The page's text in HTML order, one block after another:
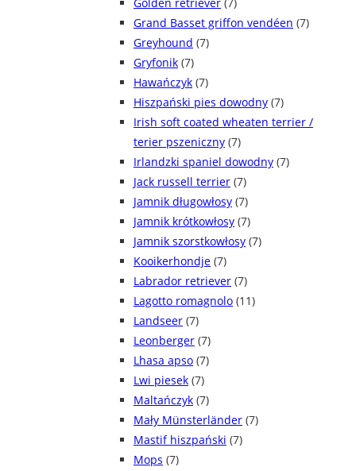
Grand Basset griffon vendéen (7)
Greyhound (7)
Gryfonik (7)
Hawańczyk (7)
Hiszpański pies dowodny (7)
Irish soft coated wheaten terrier /
terier pszeniczny (7)
Irlandzki spaniel dowodny (7)
Jack russell terrier (7)
Jamnik długowłosy (7)
Jamnik krótkowłosy (7)
Jamnik szorstkowłosy (7)
Kooikerhondje (7)
Labrador retriever (7)
Lagotto romagnolo (11)
Landseer (7)
Leonberger (7)
Lhasa apso (7)
Lwi piesek (7)
Maltańczyk (7)
Mały Münsterländer (7)
Mastif hiszpański (7)
Mops (7)